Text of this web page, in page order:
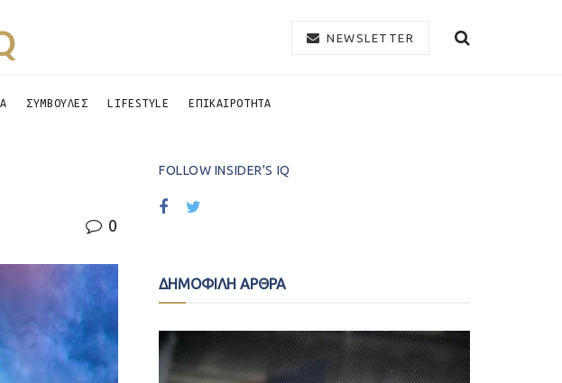
NEWSLETTER
ΣΥΜΒΟΥΛΕΣ LIFESTYLE ΕΠΙΚΑΙΡΟΤΗΤΑ
0
FOLLOW INSIDER'S IQ
ΔΗΜΟΦΙΛΗ ΑΡΘΡΑ